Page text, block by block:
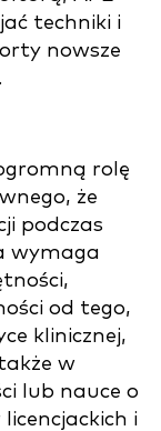
techniki i
nowsze
rolę
że
podczas
wymaga
od tego,
klinicznej,
w
lub nauce o
i